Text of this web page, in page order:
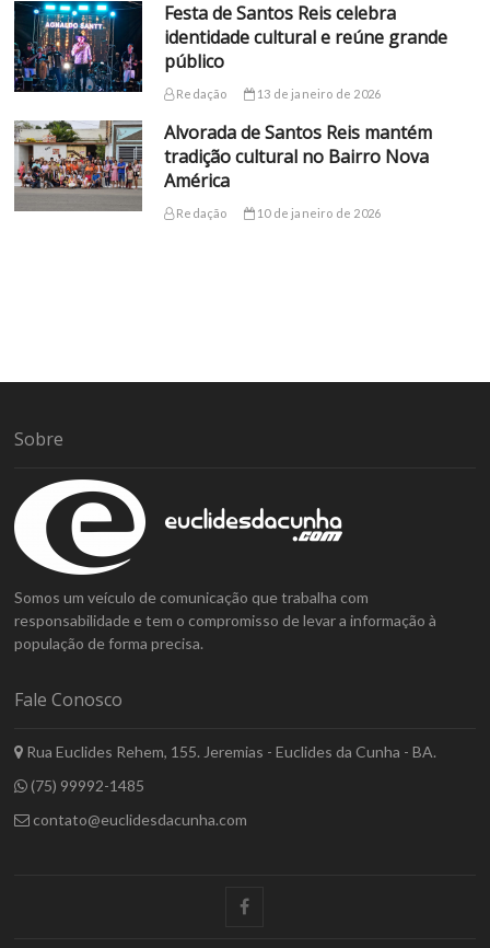
Festa de Santos Reis celebra
identidade cultural e reúne grande
público
Redação 13 de janeiro de 2026
Alvorada de Santos Reis mantém
tradição cultural no Bairro Nova
América
Redação 10 de janeiro de 2026
Sobre
Somos um veículo de comunicação que trabalha com
responsabilidade e tem o compromisso de levar a informação à
população de forma precisa.
Fale Conosco
Rua Euclides Rehem, 155. Jeremias - Euclides da Cunha - BA.
(75) 99992-1485
contato@euclidesdacunha.com
facebook